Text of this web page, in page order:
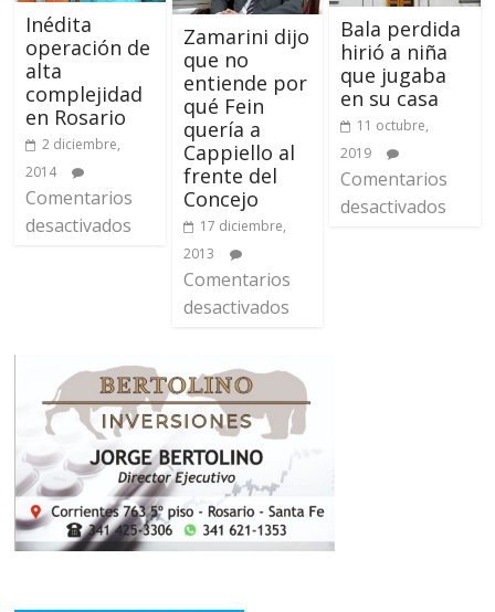
Inédita
operación de
alta
complejidad
en Rosario
2 diciembre,
2014
Comentarios
desactivados
Zamarini dijo
que no
entiende por
qué Fein
quería a
Cappiello al
frente del
Concejo
17 diciembre,
2013
Comentarios
desactivados
Bala perdida
hirió a niña
que jugaba
en su casa
11 octubre,
2019
Comentarios
desactivados